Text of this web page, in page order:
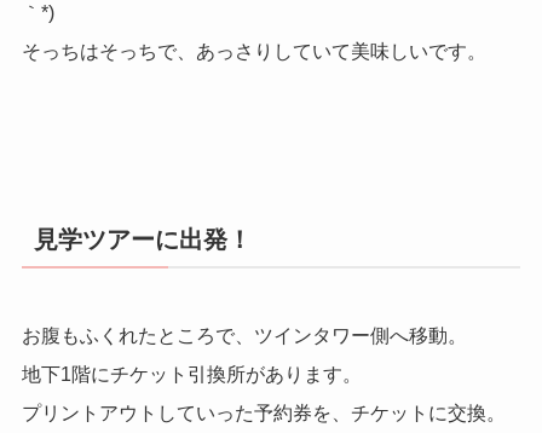
｀*)
そっちはそっちで、あっさりしていて美味しいです。
見学ツアーに出発！
お腹もふくれたところで、ツインタワー側へ移動。
地下1階にチケット引換所があります。
プリントアウトしていった予約券を、チケットに交換。